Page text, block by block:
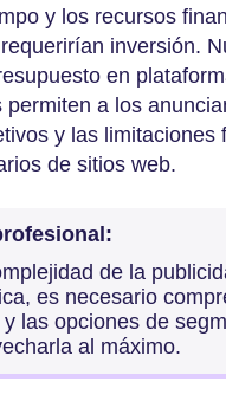
y los recursos
inversión.
en
permiten a los
y las limitaciones
de sitios web.
de la
es necesario
las opciones de
al máximo.